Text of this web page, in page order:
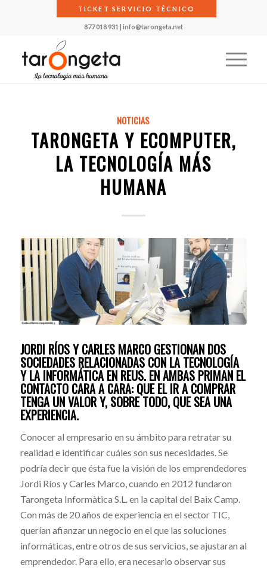
TICKET SERVICIO TÉCNICO
877 018 931 | info@tarongeta.net
NOTICIAS
TARONGETA Y ECOMPUTER,
LA TECNOLOGÍA MÁS
HUMANA
JORDI RÍOS Y CARLES MARCO GESTIONAN DOS
SOCIEDADES RELACIONADAS CON LA TECNOLOGÍA
Y LA INFORMÁTICA EN REUS. EN AMBAS PRIMAN EL
CONTACTO CARA A CARA: QUE EL IR A COMPRAR
TENGA UN VALOR Y, SOBRE TODO, QUE SEA UNA
EXPERIENCIA.
Conocer al empresario en su ámbito para retratar su
realidad e identificar cuáles son sus necesidades. Se
podría decir que ésta fue la visión de los emprendedores
Jordi Ríos y Carles Marco, cuando en 2012 fundaron
Tarongeta Informàtica S.L. en la capital del Baix Camp.
Con más de 20 años de experiencia en el sector TIC,
querían afianzar un negocio en el que las soluciones
informáticas, entre otros de sus servicios, se ajustaran al
emprendedor. Para ello, era necesario observar sus